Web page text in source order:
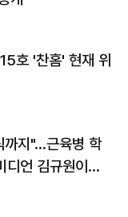
호 '찬홈' 현재 위
까지"…근육병 학
디언 김규원이었